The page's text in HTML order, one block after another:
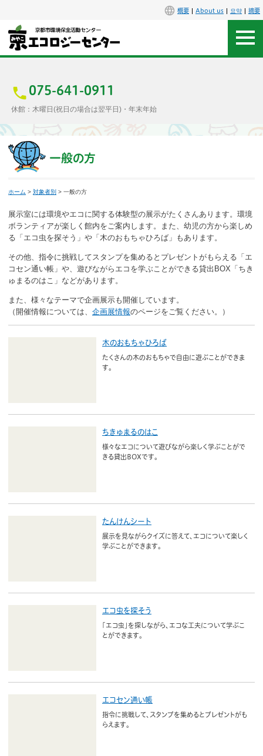
概要 About us 요약 摘要
075-641-0911
休館：木曜日(祝日の場合は翌平日)・年末年始
アクセス
施設案内
イベント
講座
ボランティア
活動支援
発行物
エコメイト・京エコサポーターの方
一般の方
ホーム > 対象者別 > 一般の方
展示室には環境やエコに関する体験型の展示がたくさんあります。環境
ボランティアが楽しく館内をご案内します。また、幼児の方から楽しめ
る「エコ虫を探そう」や「木のおもちゃひろば」もあります。
その他、指令に挑戦してスタンプを集めるとプレゼントがもらえる「エ
コセン通い帳」や、遊びながらエコを学ぶことができる貸出BOX「ちき
ゅまるのはこ」などがあります。
また、様々なテーマで企画展示も開催しています。
（開催情報については、 企画展情報のページをご覧ください。）
木のおもちゃひろば
たくさんの木のおもちゃで自由に遊ぶことができま
す。
ちきゅまるのはこ
様々なエコについて遊びながら楽しく学ぶことがで
きる貸出BOXです。
たんけんシート
展示を見ながらクイズに答えて、エコについて楽しく
学ぶことができます。
エコ虫を探そう
「エコ虫」を探しながら、エコな工夫について学ぶこ
とができます。
エコセン通い帳
指令に挑戦して、スタンプを集めるとプレゼントがも
らえます。